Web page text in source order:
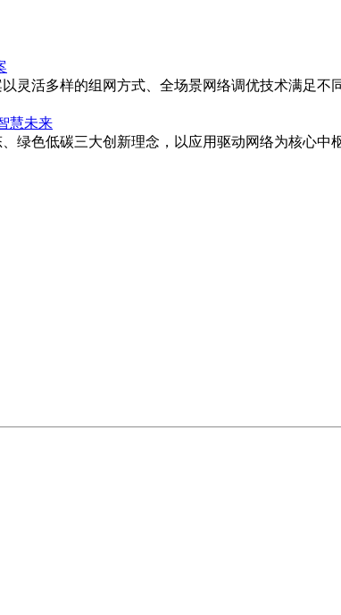
灵活多样的组网方式、全场景网络调优技术满足
慧未来
绿色低碳三大创新理念，以应用驱动网络为核心